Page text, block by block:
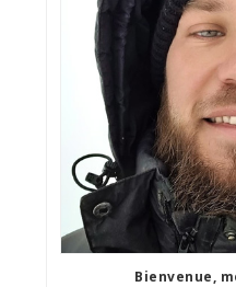
Bienvenue,